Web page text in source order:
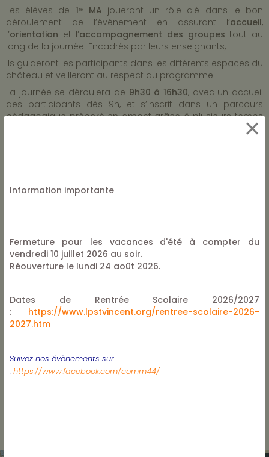
×
Information importante
Fermeture pour les vacances d'été à compter du
vendredi 10 juillet 2026 au soir.
Réouverture le lundi 24 août 2026.
Dates de Rentrée Scolaire 2026/2027
: https://www.lpstvincent.org/rentree-scolaire-2026-
2027.htm
Suivez nos évènements sur
: https://www.facebook.com/comm44/
Les élèves de 1ʳᵉ MA joueront un rôle clé dans le bon
déroulement de l’événement en assurant l’accueil,
l’orientation et l’accompagnement des groupes tout au
long de la journée. Encadrés par leurs enseignants,
ils guideront les participants dans les différents espaces du
château et veilleront au respect du programme.
La journée se déroulera de 9h30 à 16h30, avec un accueil
des participants dès 9h, et s’inscrit dans un parcours
pédagogique préparé en amont grâce à plusieurs temps